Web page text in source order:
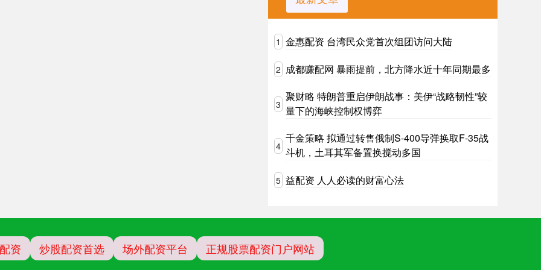
1 金惠配资 台湾民众党首次组团访问大陆
2 成都赚配网 暴雨提前，北方降水近十年同期最多
3
聚财略 特朗普重启伊朗战事：美伊“战略韧性”较
量下的海峡控制权博弈
4
千金策略 拟通过转售俄制S-400导弹换取F-35战
斗机，土耳其军备置换搅动多国
5 益配资 人人必读的财富心法
资 炒股配资首选 场外配资平台 正规股票配资门户网站